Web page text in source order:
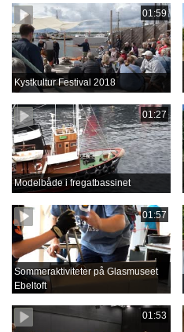
01:59
Kystkultur Festival 2018
01:27
Modelbåde i fregatbassinet
01:57
Sommeraktiviteter på Glasmuseet
Ebeltoft
01:53